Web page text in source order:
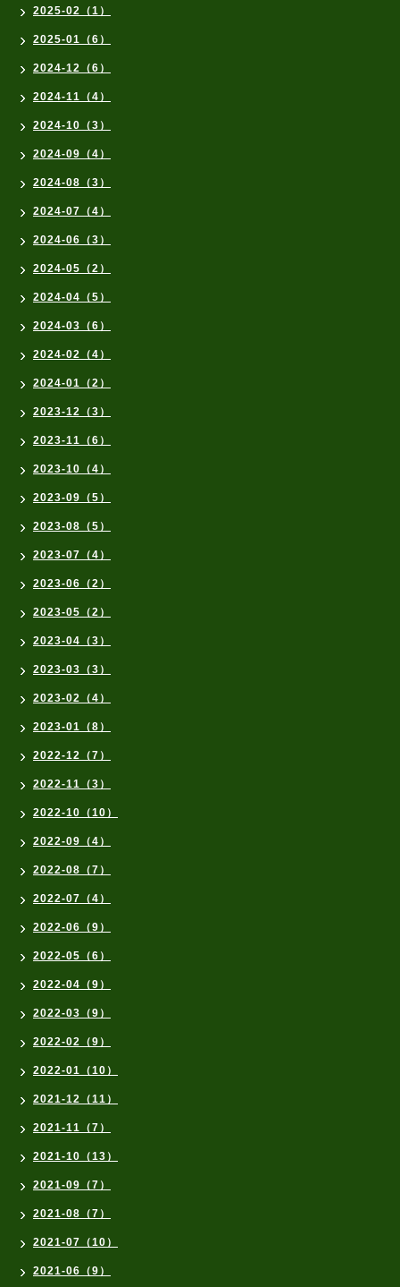
2025-02（1）
2025-01（6）
2024-12（6）
2024-11（4）
2024-10（3）
2024-09（4）
2024-08（3）
2024-07（4）
2024-06（3）
2024-05（2）
2024-04（5）
2024-03（6）
2024-02（4）
2024-01（2）
2023-12（3）
2023-11（6）
2023-10（4）
2023-09（5）
2023-08（5）
2023-07（4）
2023-06（2）
2023-05（2）
2023-04（3）
2023-03（3）
2023-02（4）
2023-01（8）
2022-12（7）
2022-11（3）
2022-10（10）
2022-09（4）
2022-08（7）
2022-07（4）
2022-06（9）
2022-05（6）
2022-04（9）
2022-03（9）
2022-02（9）
2022-01（10）
2021-12（11）
2021-11（7）
2021-10（13）
2021-09（7）
2021-08（7）
2021-07（10）
2021-06（9）